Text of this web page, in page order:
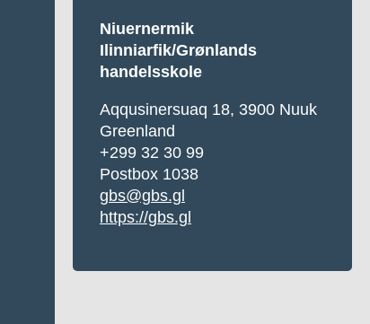
Niuernermik
Ilinniarfik/Grønlands
handelsskole
Aqqusinersuaq 18, 3900 Nuuk
Greenland
+299 32 30 99
Postbox 1038
gbs@gbs.gl
https://gbs.gl